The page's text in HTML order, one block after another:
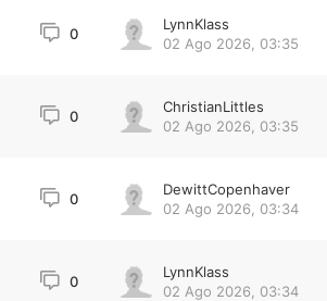
0
LynnKlass
02 Ago 2026, 03:35
0
ChristianLittles
02 Ago 2026, 03:35
0
DewittCopenhaver
02 Ago 2026, 03:34
0
LynnKlass
02 Ago 2026, 03:34